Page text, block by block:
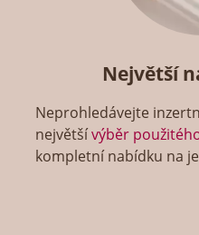
Největší
Neprohledávejte
největšívýběr
kompletní nabídku na